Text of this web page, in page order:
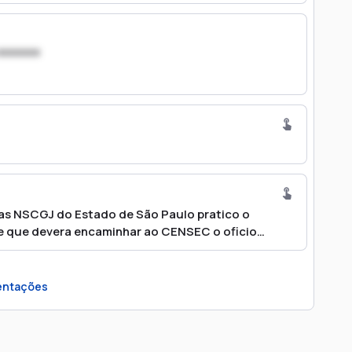
NSCGJ do Estado de São Paulo pratico o
devera encaminhar ao CENSEC o oficio
dois emails e retornou com falha. Prazo de